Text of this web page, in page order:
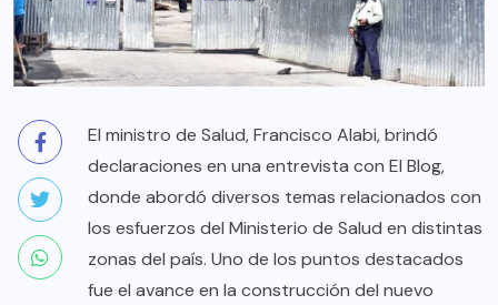
El ministro de Salud, Francisco Alabi, brindó
declaraciones en una entrevista con El Blog,
donde abordó diversos temas relacionados con
los esfuerzos del Ministerio de Salud en distintas
zonas del país. Uno de los puntos destacados
fue el avance en la construcción del nuevo